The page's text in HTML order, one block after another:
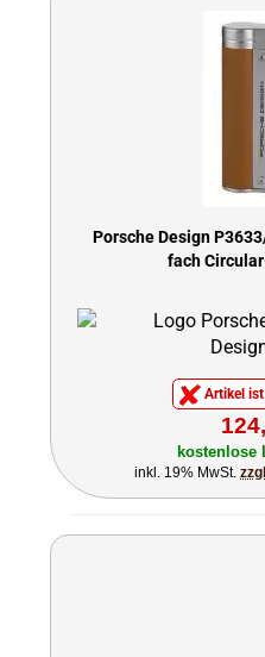
Porsche Design
fach
Artikel ist
kostenlose
inkl. 19% MwSt.